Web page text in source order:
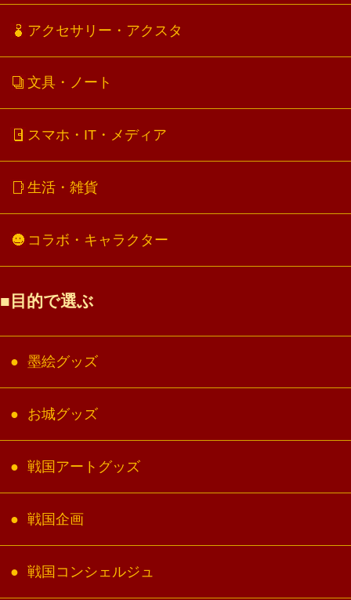
アクセサリー・アクスタ
文具・ノート
スマホ・IT・メディア
生活・雑貨
コラボ・キャラクター
目的で選ぶ
墨絵グッズ
お城グッズ
戦国アートグッズ
戦国企画
戦国コンシェルジュ